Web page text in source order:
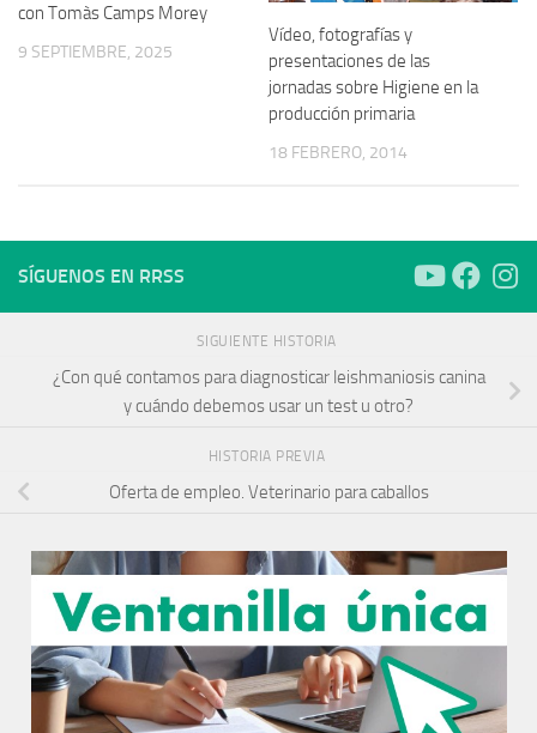
con Tomàs Camps Morey
9 SEPTIEMBRE, 2025
Vídeo, fotografías y
presentaciones de las
jornadas sobre Higiene en la
producción primaria
18 FEBRERO, 2014
SÍGUENOS EN RRSS
SIGUIENTE HISTORIA
¿Con qué contamos para diagnosticar leishmaniosis canina
y cuándo debemos usar un test u otro?
HISTORIA PREVIA
Oferta de empleo. Veterinario para caballos